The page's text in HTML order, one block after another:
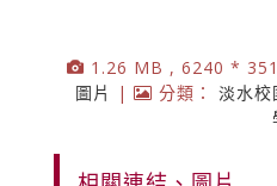
1.26 MB , 6240 *
圖片
| 分類： 淡水校